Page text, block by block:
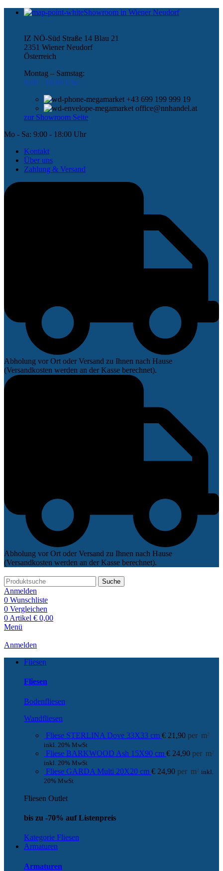
Showroom in Wiener Neudorf
IZ NÖ-Süd Straße 14 Blau 21
2351 Wiener Neudorf
Österreich
Montag – Samstag:
9:00 - 18:00 Uhr
+43 699 199 999 19
office@nnhandel.at
zur Showroom Seite
Mo - Sa: 9:00 - 18:00 Uhr
Kontakt
Über uns
Zahlung & Versand
Abholung vor Ort oder Versand zu Ihnen nach Hause
(Versandkosten werden an der Kasse berechnet).
Abholung vor Ort oder Versand zu Ihnen nach Hause
(Versandkosten werden an der Kasse berechnet).
Suche
Anmelden
0 Wunschliste
0 Vergleichen
0 Artikel € 0,00
Menü
Anmelden
Fliesen
Fliesen
Bodenfliesen
Wandfliesen
Fliese STERLINA Dove 33X33 cm € 21,90 per m2
inkl. 20% MwSt
Fliese BARKWOOD Ash 15X90 cm € 24,90 per m2
inkl. 20% MwSt
Fliese GARDA Multi 20X20 cm € 24,90 per m2 inkl.
20% MwSt
Fliesen Outlet
bis zu -70% auf Listenpreis
Kategorie Fliesen
Armaturen
Armaturen